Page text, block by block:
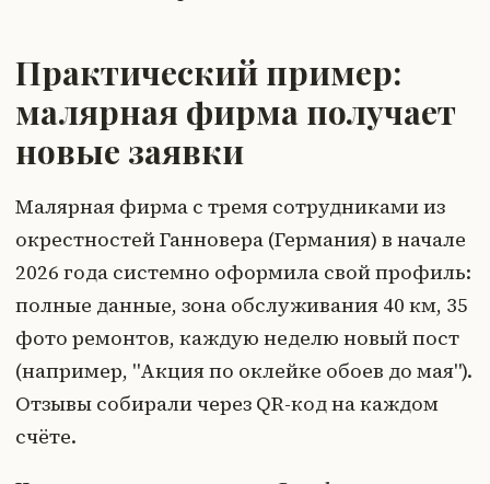
Практический пример:
малярная фирма получает
новые заявки
Малярная фирма с тремя сотрудниками из
окрестностей Ганновера (Германия) в начале
2026 года системно оформила свой профиль:
полные данные, зона обслуживания 40 км, 35
фото ремонтов, каждую неделю новый пост
(например, "Акция по оклейке обоев до мая").
Отзывы собирали через QR-код на каждом
счёте.